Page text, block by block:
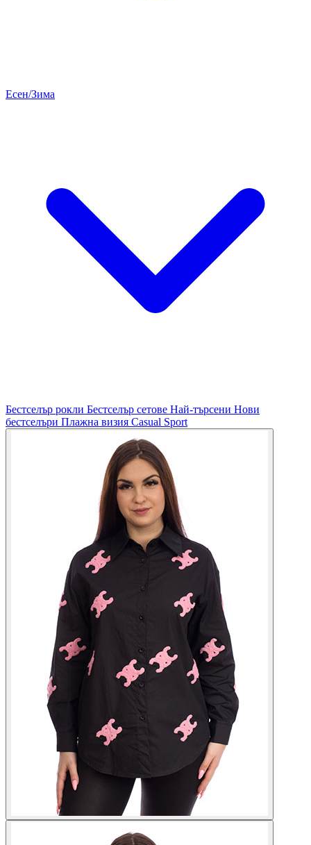
Есен/Зима
Бестселър рокли Бестселър сетове Най-търсени Нови
бестселъри Плажна визия Casual Sport